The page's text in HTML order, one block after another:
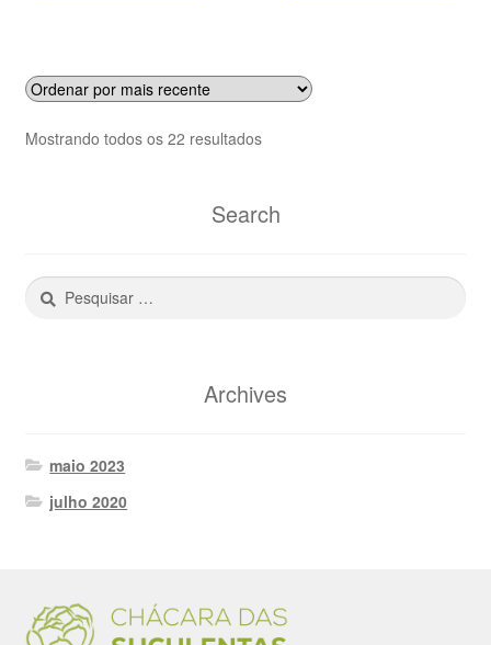
Mostrando todos os 22 resultadosClassificado
recente
Search
Pesquisar
por:
Archives
maio 2023
julho 2020